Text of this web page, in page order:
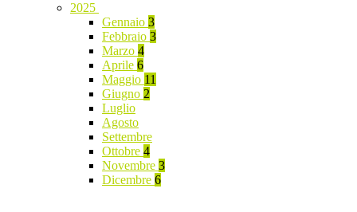
2025
Gennaio 3
Febbraio 3
Marzo 4
Aprile 6
Maggio 11
Giugno 2
Luglio
Agosto
Settembre
Ottobre 4
Novembre 3
Dicembre 6